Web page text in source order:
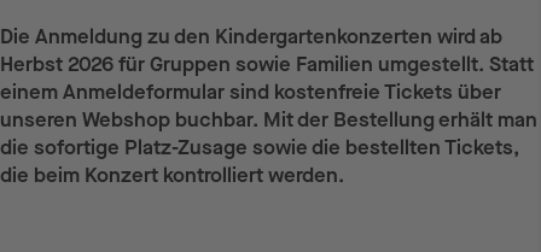
Die Anmeldung zu den Kindergartenkonzerten wird ab
Herbst 2026 für Gruppen sowie Familien umgestellt. Statt
einem Anmeldeformular sind kostenfreie Tickets über
unseren Webshop buchbar. Mit der Bestellung erhält man
die sofortige Platz-Zusage sowie die bestellten Tickets,
die beim Konzert kontrolliert werden.